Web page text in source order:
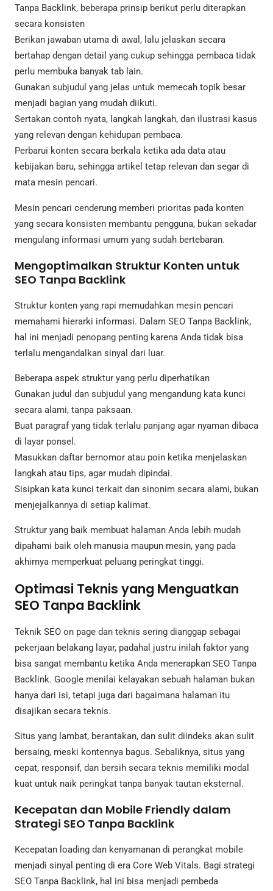
Tanpa Backlink, beberapa prinsip berikut perlu diterapkan
secara konsisten
Berikan jawaban utama di awal, lalu jelaskan secara
bertahap dengan detail yang cukup sehingga pembaca tidak
perlu membuka banyak tab lain.
Gunakan subjudul yang jelas untuk memecah topik besar
menjadi bagian yang mudah diikuti.
Sertakan contoh nyata, langkah langkah, dan ilustrasi kasus
yang relevan dengan kehidupan pembaca.
Perbarui konten secara berkala ketika ada data atau
kebijakan baru, sehingga artikel tetap relevan dan segar di
mata mesin pencari.
Mesin pencari cenderung memberi prioritas pada konten
yang secara konsisten membantu pengguna, bukan sekadar
mengulang informasi umum yang sudah bertebaran.
Mengoptimalkan Struktur Konten untuk
SEO Tanpa Backlink
Struktur konten yang rapi memudahkan mesin pencari
memahami hierarki informasi. Dalam SEO Tanpa Backlink,
hal ini menjadi penopang penting karena Anda tidak bisa
terlalu mengandalkan sinyal dari luar.
Beberapa aspek struktur yang perlu diperhatikan
Gunakan judul dan subjudul yang mengandung kata kunci
secara alami, tanpa paksaan.
Buat paragraf yang tidak terlalu panjang agar nyaman dibaca
di layar ponsel.
Masukkan daftar bernomor atau poin ketika menjelaskan
langkah atau tips, agar mudah dipindai.
Sisipkan kata kunci terkait dan sinonim secara alami, bukan
menjejalkannya di setiap kalimat.
Struktur yang baik membuat halaman Anda lebih mudah
dipahami baik oleh manusia maupun mesin, yang pada
akhirnya memperkuat peluang peringkat tinggi.
Optimasi Teknis yang Menguatkan
SEO Tanpa Backlink
Teknik SEO on page dan teknis sering dianggap sebagai
pekerjaan belakang layar, padahal justru inilah faktor yang
bisa sangat membantu ketika Anda menerapkan SEO Tanpa
Backlink. Google menilai kelayakan sebuah halaman bukan
hanya dari isi, tetapi juga dari bagaimana halaman itu
disajikan secara teknis.
Situs yang lambat, berantakan, dan sulit diindeks akan sulit
bersaing, meski kontennya bagus. Sebaliknya, situs yang
cepat, responsif, dan bersih secara teknis memiliki modal
kuat untuk naik peringkat tanpa banyak tautan eksternal.
Kecepatan dan Mobile Friendly dalam
Strategi SEO Tanpa Backlink
Kecepatan loading dan kenyamanan di perangkat mobile
menjadi sinyal penting di era Core Web Vitals. Bagi strategi
SEO Tanpa Backlink, hal ini bisa menjadi pembeda